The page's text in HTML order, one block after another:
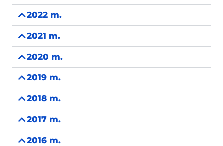
2022 m.
2021 m.
2020 m.
2019 m.
2018 m.
2017 m.
2016 m.